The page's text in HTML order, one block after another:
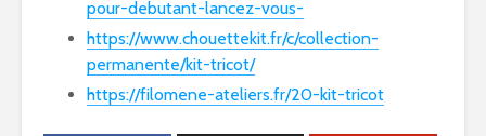
pour-debutant-lancez-vous-
https://www.chouettekit.fr/c/collection-
permanente/kit-tricot/
https://filomene-ateliers.fr/20-kit-tricot